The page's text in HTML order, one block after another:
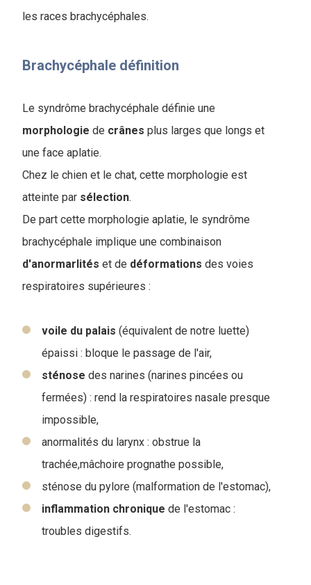
les races brachycéphales.
Brachycéphale définition
Le syndrôme brachycéphale définie une
morphologie de crânes plus larges que longs et
une face aplatie.
Chez le chien et le chat, cette morphologie est
atteinte par sélection.
De part cette morphologie aplatie, le syndrôme
brachycéphale implique une combinaison
d'anormarlités et de déformations des voies
respiratoires supérieures :
voile du palais (équivalent de notre luette)
épaissi : bloque le passage de l'air,
sténose des narines (narines pincées ou
fermées) : rend la respiratoires nasale presque
impossible,
anormalités du larynx : obstrue la
trachée,mâchoire prognathe possible,
sténose du pylore (malformation de l'estomac),
inflammation chronique de l'estomac :
troubles digestifs.